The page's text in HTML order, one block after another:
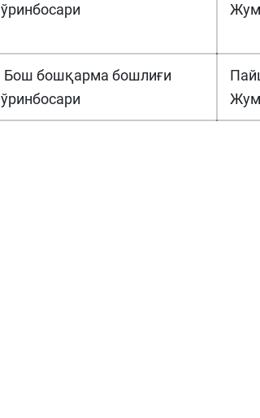
ўринбосари
Бош бошқарма бошлиғи
ўринбосари